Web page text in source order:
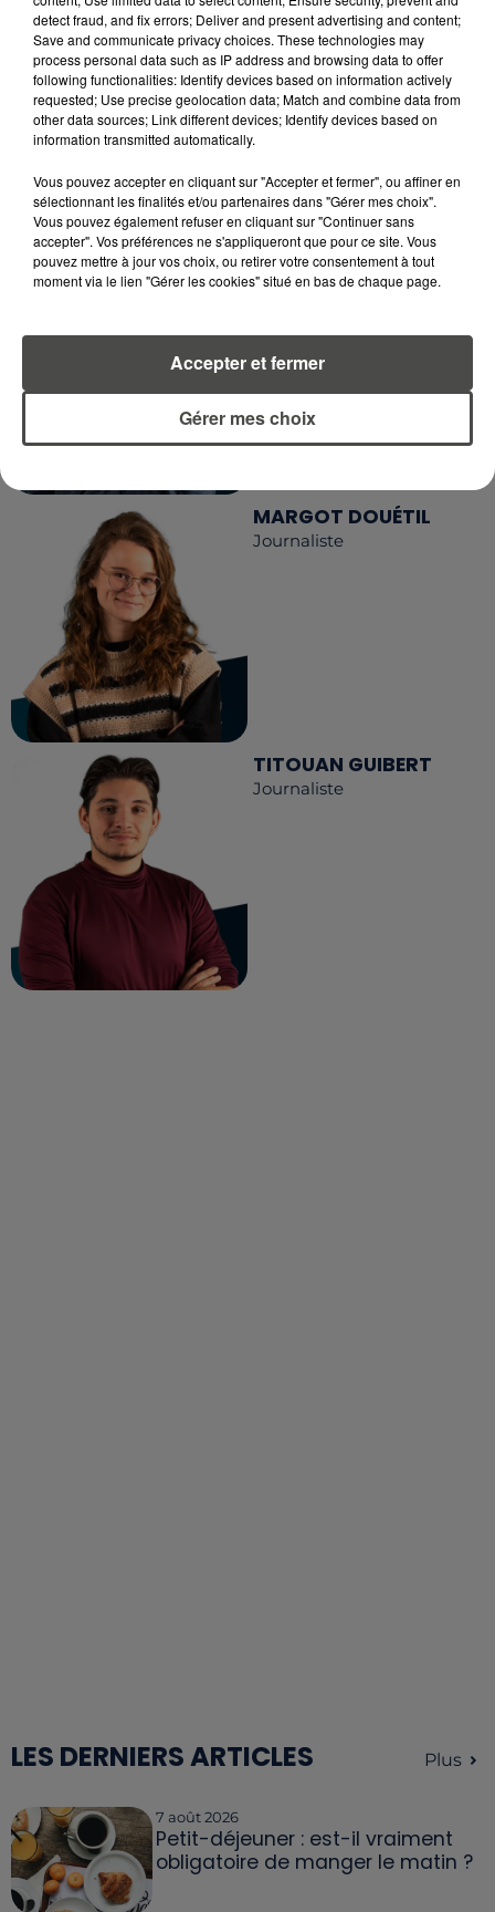
RECEVEZ LES ALERTES INFOS DE LA RÉDACTION
EN TÉLÉCHARGEANT L'APPLICATION MOBILE
RCA
LA RÉDACTION
RCA
Voir toute l'équipe RCA
DIMITRI COUTAND
Journaliste
MARGOT DOUÉTIL
Journaliste
TITOUAN GUIBERT
Journaliste
LES DERNIERS ARTICLES Plus
7 août 2026
Petit-déjeuner : est-il vraiment
obligatoire de manger le matin ?
detect fraud, and fix errors; Deliver and present advertising and content;
Save and communicate privacy choices. These technologies may
process personal data such as IP address and browsing data to offer
following functionalities: Identify devices based on information actively
requested; Use precise geolocation data; Match and combine data from
other data sources; Link different devices; Identify devices based on
information transmitted automatically.
Vous pouvez accepter en cliquant sur "Accepter et fermer", ou affiner en
sélectionnant les finalités et/ou partenaires dans "Gérer mes choix".
Vous pouvez également refuser en cliquant sur "Continuer sans
accepter". Vos préférences ne s'appliqueront que pour ce site. Vous
pouvez mettre à jour vos choix, ou retirer votre consentement à tout
moment via le lien "Gérer les cookies" situé en bas de chaque page.
Gérer mes choix
Accepter et fermer